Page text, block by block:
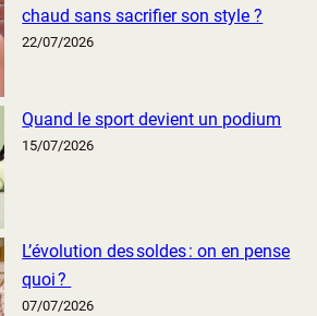
chaud sans sacrifier son style ?
22/07/2026
Quand le sport devient un podium
15/07/2026
L’évolution des soldes : on en pense
quoi ?
07/07/2026